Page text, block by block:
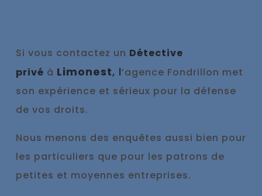
Si vous contactez un Détective
privé à Limonest, l’agence Fondrillon met
son expérience et sérieux pour la défense
de vos droits.
Nous menons des enquêtes aussi bien pour
les particuliers que pour les patrons de
petites et moyennes entreprises.